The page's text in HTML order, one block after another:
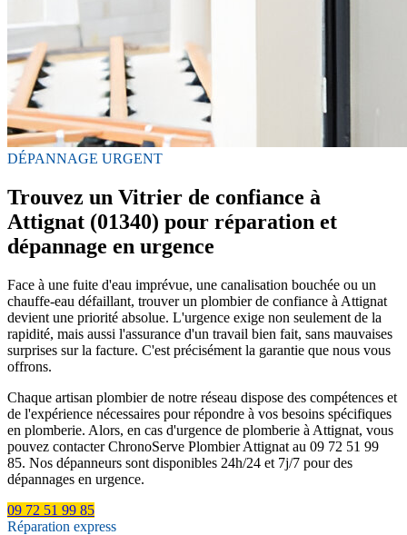
DÉPANNAGE URGENT
Trouvez un Vitrier de confiance à
Attignat (01340) pour réparation et
dépannage en urgence
Face à une fuite d'eau imprévue, une canalisation bouchée ou un
chauffe-eau défaillant, trouver un plombier de confiance à Attignat
devient une priorité absolue. L'urgence exige non seulement de la
rapidité, mais aussi l'assurance d'un travail bien fait, sans mauvaises
surprises sur la facture. C'est précisément la garantie que nous vous
offrons.
Chaque artisan plombier de notre réseau dispose des compétences et
de l'expérience nécessaires pour répondre à vos besoins spécifiques
en plomberie. Alors, en cas d'urgence de plomberie à Attignat, vous
pouvez contacter ChronoServe Plombier Attignat au 09 72 51 99
85. Nos dépanneurs sont disponibles 24h/24 et 7j/7 pour des
dépannages en urgence.
09 72 51 99 85
Réparation express